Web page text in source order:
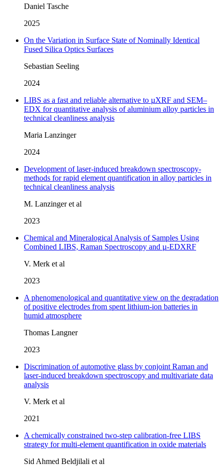
Daniel Tasche
2025
On the Variation in Surface State of Nominally Identical
Fused Silica Optics Surfaces
Sebastian Seeling
2024
LIBS as a fast and reliable alternative to µXRF and SEM–
EDX for quantitative analysis of aluminium alloy particles in
technical cleanliness analysis
Maria Lanzinger
2024
Development of laser-induced breakdown spectroscopy-
methods for rapid element quantification in alloy particles in
technical cleanliness analysis
M. Lanzinger et al
2023
Chemical and Mineralogical Analysis of Samples Using
Combined LIBS, Raman Spectroscopy and µ-EDXRF
V. Merk et al
2023
A phenomenological and quantitative view on the degradation
of positive electrodes from spent lithium-ion batteries in
humid atmosphere
Thomas Langner
2023
Discrimination of automotive glass by conjoint Raman and
laser-induced breakdown spectroscopy and multivariate data
analysis
V. Merk et al
2021
A chemically constrained two-step calibration-free LIBS
strategy for multi-element quantification in oxide materials
Sid Ahmed Beldjilali et al